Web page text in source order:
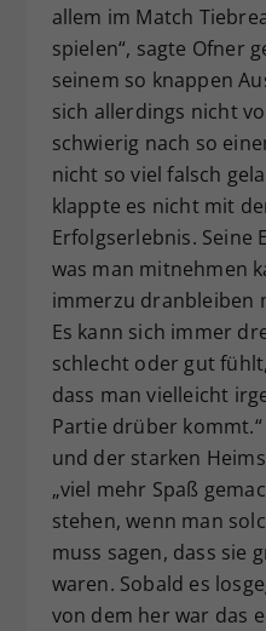
allem im Match
spielen“, sagte Ofner
seinem so knappen
sich allerdings nicht
schwierig nach so
nicht so viel falsch
klappte es nicht mit
Erfolgserlebnis. Seine
was man mitnehmen
immerzu dranbleiben
Es kann sich immer
schlecht oder gut
dass man vielleicht
Partie drüber
und der starken
„viel mehr Spaß
stehen, wenn man
muss sagen, dass sie
waren. Sobald es
von dem her war das